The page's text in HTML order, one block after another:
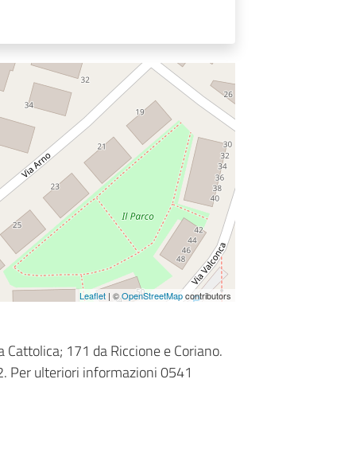
Leaflet| ©OpenStreetMapcontributors
171 da Riccione e Coriano.
Per ulteriori informazioni 0541